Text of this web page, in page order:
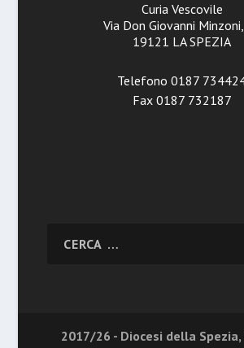
Curia Vescovile
Via Don Giovanni
19121 LA SPEZIA
Telefono 0187
Fax 0187 732187
2017/26 - Diocesi della Spezia,